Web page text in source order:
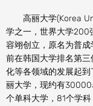
高丽大学(Korea
学之一，世界大学200
容翊创立，原名为普
前在韩国大学排名第
化等各领域的发展起
丽大学，现约有
个单科大学，81个学